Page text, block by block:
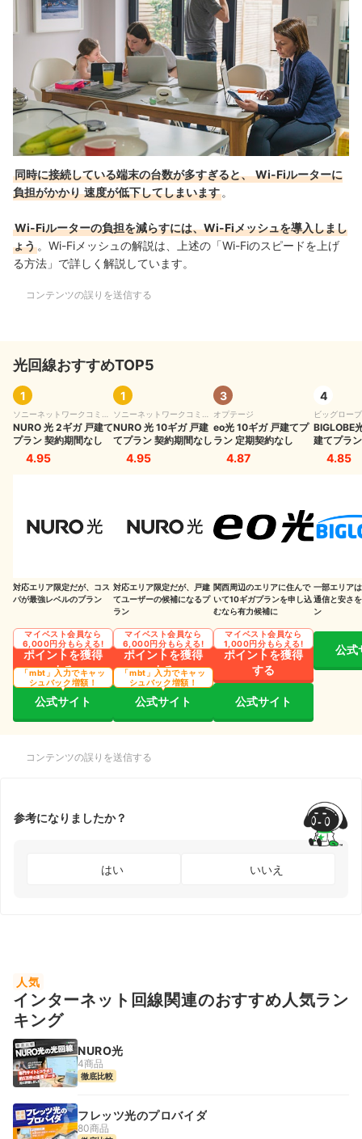
同時に接続している端末の台数が多すぎると、 Wi-Fiルーターに
負担がかかり 速度が低下してしまいます 。
Wi-Fiルーターの負担を減らすには、Wi-Fiメッシュを導入しまし
ょう 。Wi-Fiメッシュの解説は、上述の「Wi-Fiのスピードを上げ
る方法」で詳しく解説しています。
コンテンツの誤りを送信する
光回線おすすめTOP5
1
ソニーネットワークコミュ
ニケーションズ
NURO 光 2ギガ 戸建て
プラン 契約期間なし
4.95
対応エリア限定だが、コス
パが最強レベルのプラン
ポイントを獲得
する
マイベスト会員なら
6,000円分もらえる!
公式サイト
「mbt」入力でキャッ
シュバック増額！
1
ソニーネットワークコミュ
ニケーションズ
NURO 光 10ギガ 戸建
てプラン 契約期間なし
4.95
対応エリア限定だが、戸建
てユーザーの候補になるプ
ラン
ポイントを獲得
する
マイベスト会員なら
6,000円分もらえる!
公式サイト
「mbt」入力でキャッ
シュバック増額！
3
オプテージ
eo光 10ギガ 戸建てプ
ラン 定期契約なし
4.87
関西周辺のエリアに住んで
いて10ギガプランを申し込
むなら有力候補に
ポイントを獲得
する
マイベスト会員なら
1,000円分もらえる!
公式サイト
4
ビッグローブ
BIGLOBE
建てプラ
4.85
一部エリア
通信と安さ
ン
公式
コンテンツの誤りを送信する
参考になりましたか？
はい いいえ
人気
インターネット回線関連のおすすめ人気ラン
キング
NURO光
4商品
徹底比較
フレッツ光のプロバイダ
80商品